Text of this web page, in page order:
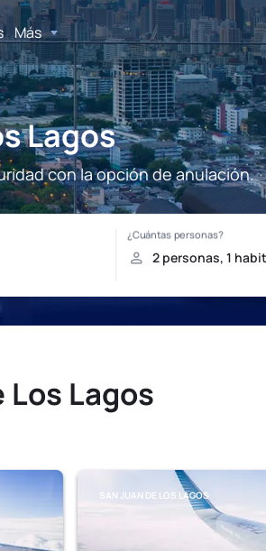
Más
Lagos
con la opción de anulación.
Lagos
SAN JUAN DE LOS LAGOS